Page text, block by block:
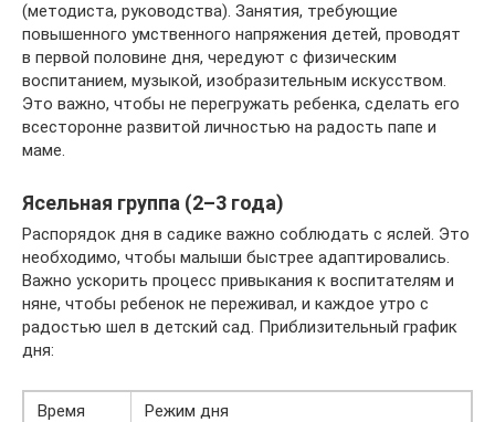
(методиста, руководства). Занятия, требующие
повышенного умственного напряжения детей, проводят
в первой половине дня, чередуют с физическим
воспитанием, музыкой, изобразительным искусством.
Это важно, чтобы не перегружать ребенка, сделать его
всесторонне развитой личностью на радость папе и
маме.
Ясельная группа (2–3 года)
Распорядок дня в садике важно соблюдать с яслей. Это
необходимо, чтобы малыши быстрее адаптировались.
Важно ускорить процесс привыкания к воспитателям и
няне, чтобы ребенок не переживал, и каждое утро с
радостью шел в детский сад. Приблизительный график
дня:
Время
Режим дня